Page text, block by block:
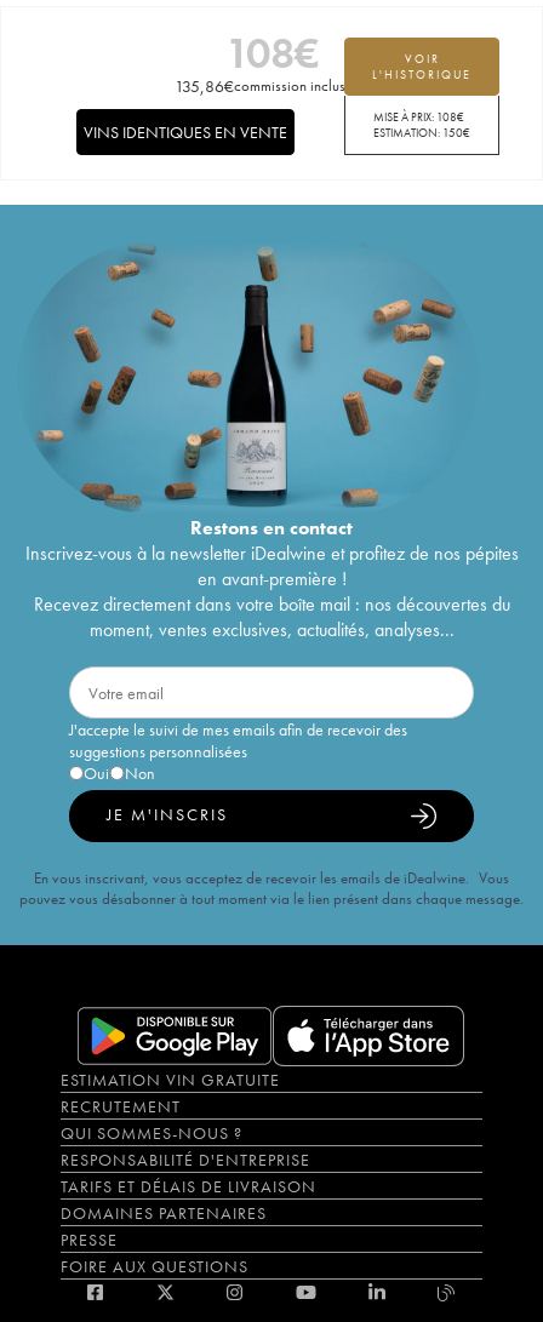
108€
135,86€commission incluse
VOIR
L'HISTORIQUE
MISE À PRIX: 108€
ESTIMATION: 150€
VINS IDENTIQUES EN VENTE
Restons encontact
Inscrivez-vous à la newsletter iDealwine et profitez de nos pépites
en avant-première !
Recevez directement dans votre boîte mail : nos découvertes du
moment, ventes exclusives, actualités, analyses...
J'accepte le suivi de mes emails afin de recevoir des
suggestions personnalisées
Oui
Non
JE M'INSCRIS
En vous inscrivant, vous acceptez de recevoir les emails de iDealwine. Vous
pouvez vous désabonner à tout moment via le lien présent dans chaque message.
ESTIMATION VIN GRATUITE
RECRUTEMENT
QUI SOMMES-NOUS ?
RESPONSABILITÉ D'ENTREPRISE
TARIFS ET DÉLAIS DE LIVRAISON
DOMAINES PARTENAIRES
PRESSE
FOIRE AUX QUESTIONS